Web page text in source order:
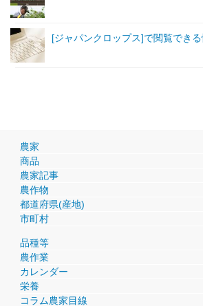
[ジャパンクロップス]で閲覧でき
農家
商品
農家記事
農作物
都道府県(産地)
市町村
品種等
農作業
カレンダー
栄養
コラム農家目線